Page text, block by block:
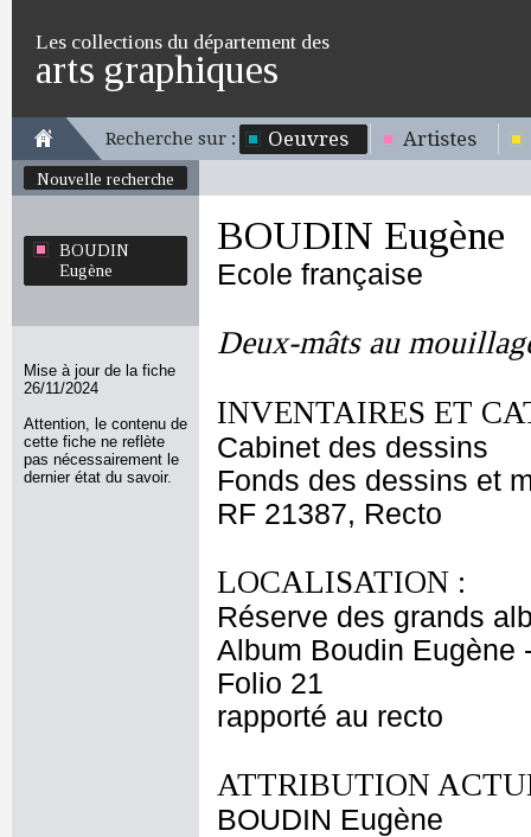
Les collections du département des
arts graphiques
Recherche sur : Oeuvres Artistes
Nouvelle recherche
BOUDIN
Eugène
Mise à jour de la fiche
26/11/2024
Attention, le contenu de
cette fiche ne reflète
pas nécessairement le
dernier état du savoir.
BOUDIN Eugène
Ecole française
Deux-mâts au
INVENTAIRES ET
Cabinet des dessins
Fonds des dessins et
RF 21387, Recto
LOCALISATION :
Réserve des grands
Album Boudin Eugène
Folio 21
rapporté au recto
ATTRIBUTION
BOUDIN Eugène